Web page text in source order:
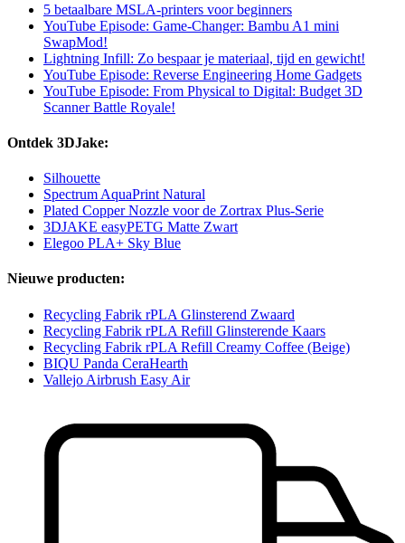
5 betaalbare MSLA-printers voor beginners
YouTube Episode: Game-Changer: Bambu A1 mini
SwapMod!
Lightning Infill: Zo bespaar je materiaal, tijd en gewicht!
YouTube Episode: Reverse Engineering Home Gadgets
YouTube Episode: From Physical to Digital: Budget 3D
Scanner Battle Royale!
Ontdek 3DJake:
Silhouette
Spectrum AquaPrint Natural
Plated Copper Nozzle voor de Zortrax Plus-Serie
3DJAKE easyPETG Matte Zwart
Elegoo PLA+ Sky Blue
Nieuwe producten:
Recycling Fabrik rPLA Glinsterend Zwaard
Recycling Fabrik rPLA Refill Glinsterende Kaars
Recycling Fabrik rPLA Refill Creamy Coffee (Beige)
BIQU Panda CeraHearth
Vallejo Airbrush Easy Air